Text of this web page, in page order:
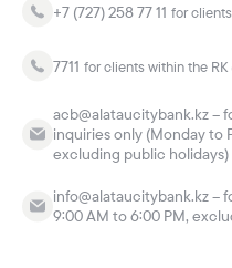
+7 (727) 258 77 11 for
7711 for clients within the
acb@alataucitybank.kz –
inquiries only (Monday to
excluding public holidays)
info@alataucitybank.kz –
9:00 AM to 6:00 PM,